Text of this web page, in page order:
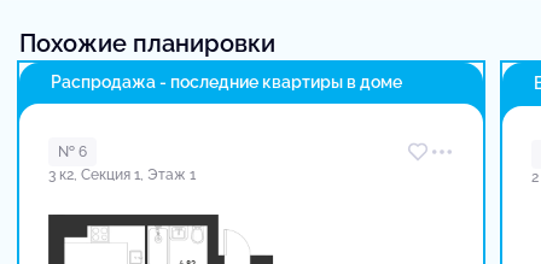
Похожие планировки
Распродажа - последние квартиры в доме
№ 6
3 к2, Секция 1, Этаж 1